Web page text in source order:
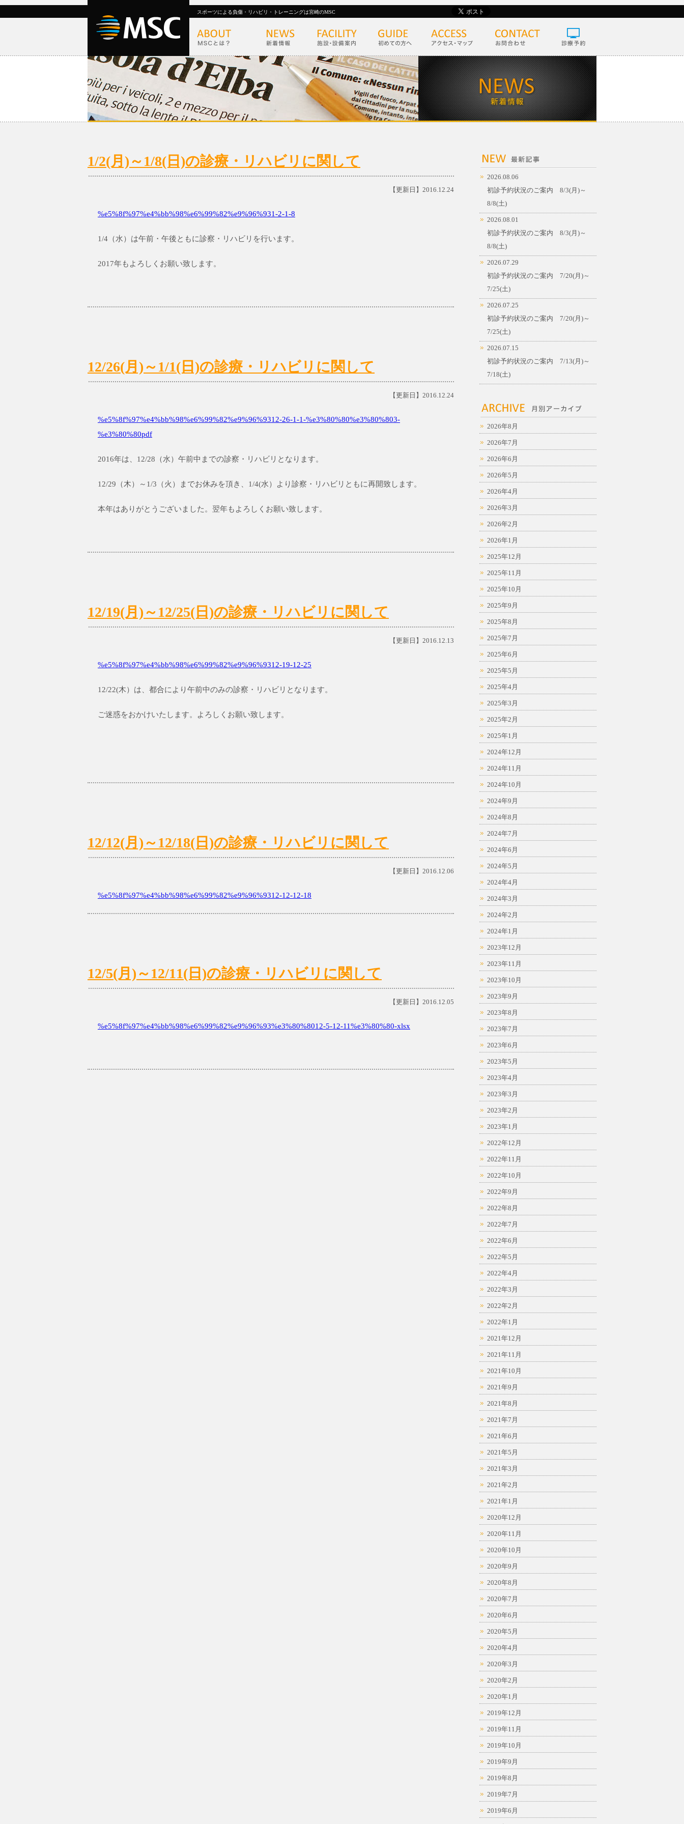
スポーツによる負傷・リハビリ・トレーニングは宮崎のMSC
1/2(月)～1/8(日)の診療・リハビリに関して
【更新日】2016.12.24
%e5%8f%97%e4%bb%98%e6%99%82%e9%96%931-2-1-8
1/4（水）は午前・午後ともに診察・リハビリを行います。
2017年もよろしくお願い致します。
12/26(月)～1/1(日)の診療・リハビリに関して
【更新日】2016.12.24
%e5%8f%97%e4%bb%98%e6%99%82%e9%96%9312-26-1-1-%e3%80%80%e3%80%803-
%e3%80%80pdf
2016年は、12/28（水）午前中までの診察・リハビリとなります。
12/29（木）～1/3（火）までお休みを頂き、1/4(水）より診察・リハビリともに再開致します。
本年はありがとうございました。翌年もよろしくお願い致します。
12/19(月)～12/25(日)の診療・リハビリに関して
【更新日】2016.12.13
%e5%8f%97%e4%bb%98%e6%99%82%e9%96%9312-19-12-25
12/22(木）は、都合により午前中のみの診察・リハビリとなります。
ご迷惑をおかけいたします。よろしくお願い致します。
12/12(月)～12/18(日)の診療・リハビリに関して
【更新日】2016.12.06
%e5%8f%97%e4%bb%98%e6%99%82%e9%96%9312-12-12-18
12/5(月)～12/11(日)の診療・リハビリに関して
【更新日】2016.12.05
%e5%8f%97%e4%bb%98%e6%99%82%e9%96%93%e3%80%8012-5-12-11%e3%80%80-xlsx
2026.08.06
初診予約状況のご案内 8/3(月)～
8/8(土)
2026.08.01
初診予約状況のご案内 8/3(月)～
8/8(土)
2026.07.29
初診予約状況のご案内 7/20(月)～
7/25(土)
2026.07.25
初診予約状況のご案内 7/20(月)～
7/25(土)
2026.07.15
初診予約状況のご案内 7/13(月)～
7/18(土)
2026年8月
2026年7月
2026年6月
2026年5月
2026年4月
2026年3月
2026年2月
2026年1月
2025年12月
2025年11月
2025年10月
2025年9月
2025年8月
2025年7月
2025年6月
2025年5月
2025年4月
2025年3月
2025年2月
2025年1月
2024年12月
2024年11月
2024年10月
2024年9月
2024年8月
2024年7月
2024年6月
2024年5月
2024年4月
2024年3月
2024年2月
2024年1月
2023年12月
2023年11月
2023年10月
2023年9月
2023年8月
2023年7月
2023年6月
2023年5月
2023年4月
2023年3月
2023年2月
2023年1月
2022年12月
2022年11月
2022年10月
2022年9月
2022年8月
2022年7月
2022年6月
2022年5月
2022年4月
2022年3月
2022年2月
2022年1月
2021年12月
2021年11月
2021年10月
2021年9月
2021年8月
2021年7月
2021年6月
2021年5月
2021年3月
2021年2月
2021年1月
2020年12月
2020年11月
2020年10月
2020年9月
2020年8月
2020年7月
2020年6月
2020年5月
2020年4月
2020年3月
2020年2月
2020年1月
2019年12月
2019年11月
2019年10月
2019年9月
2019年8月
2019年7月
2019年6月